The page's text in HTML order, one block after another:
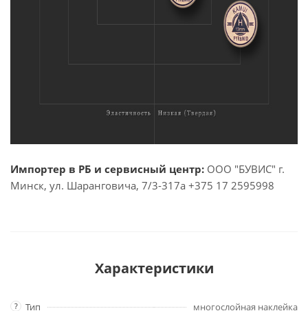
Импортер в РБ и сервисный центр: ООО "БУВИС" г.
Минск, ул. Шаранговича, 7/3-317а +375 17 2595998
Характеристики
? Тип
многослойная наклейка